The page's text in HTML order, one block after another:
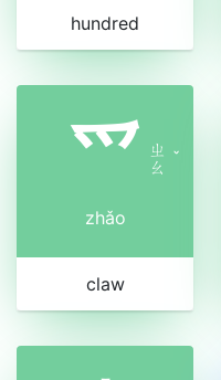
hundred
爫 ㄓ
ㄠ ˇ
zhǎo
claw